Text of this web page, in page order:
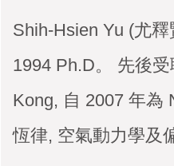
Shih-Hsien Yu (尤
1994 Ph.D。 先後
Kong, 自 2007 年為
恆律, 空氣動力學及